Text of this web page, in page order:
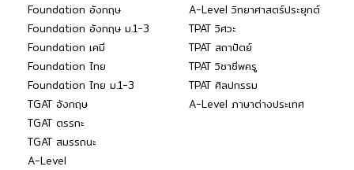
Foundation อังกฤษ
Foundation อังกฤษ ม.1-3
Foundation เคมี
Foundation ไทย
Foundation ไทย ม.1-3
TGAT อังกฤษ
TGAT ตรรกะ
TGAT สมรรถนะ
A-Level
A-Level วิทยาศาสตร์ประยุกต์
TPAT วิศวะ
TPAT สถาปัตย์
TPAT วิชาชีพครู
TPAT ศิลปกรรม
A-Level ภาษาต่างประเทศ